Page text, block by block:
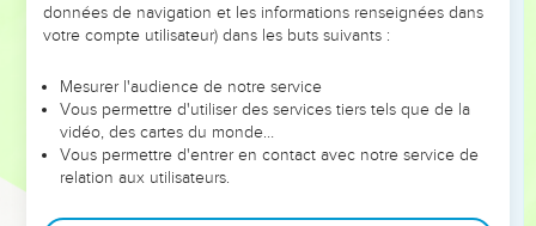
les attaquent.
Béni soit l’Éternel ! Car il a signalé sa bienveillance envers
moi, (Comme) dans une ville forte.
Et moi, je disais dans ma précipitation : Je suis chassé loin
de tes yeux ! Mais tu as entendu la voix de mes
supplications, Quand j’ai crié vers toi.
données de navigation et les informations renseignées dans
votre compte utilisateur) dans les buts suivants :
Mesurer l'audience de notre service
Vous permettre d'utiliser des services tiers tels que de la
vidéo, des cartes du monde…
Vous permettre d'entrer en contact avec notre service de
relation aux utilisateurs.